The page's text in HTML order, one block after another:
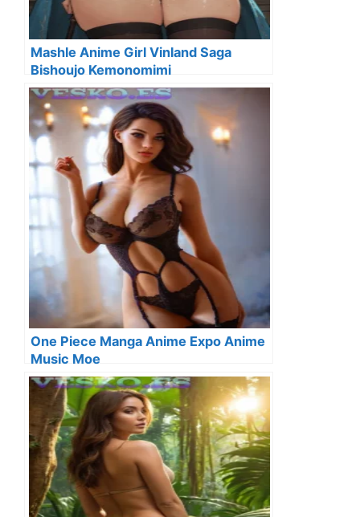
Mashle Anime Girl Vinland Saga
Bishoujo Kemonomimi
One Piece Manga Anime Expo Anime
Music Moe